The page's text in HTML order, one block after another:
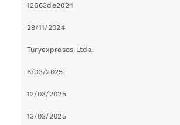
12663de2024
29/11/2024
Turyexpresos Ltda.
6/03/2025
12/03/2025
13/03/2025